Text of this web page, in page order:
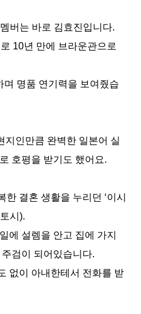
멤버는 바로 김효진입니다.
로 10년 만에 브라운관으로
며 명품 연기력을 보여줬습
지인만큼 완벽한 일본어 실
호평을 받기도 했어요.
한 결혼 생활을 누리던 ‘이시
시 ).
에 설렘을 안고 집에 가지
검이 되어있습니다.
없이 아내한테서 전화를 받